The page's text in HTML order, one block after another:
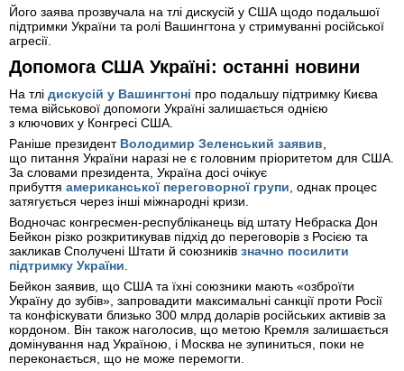
Його заява прозвучала на тлі дискусій у США щодо подальшої
підтримки України та ролі Вашингтона у стримуванні російської
агресії.
Допомога США Україні: останні новини
На тлі дискусій у Вашингтоні про подальшу підтримку Києва
тема військової допомоги Україні залишається однією
з ключових у Конгресі США.
Раніше президент Володимир Зеленський заявив,
що питання України наразі не є головним пріоритетом для США.
За словами президента, Україна досі очікує
прибуття американської переговорної групи, однак процес
затягується через інші міжнародні кризи.
Водночас конгресмен-республіканець від штату Небраска Дон
Бейкон різко розкритикував підхід до переговорів з Росією та
закликав Сполучені Штати й союзників значно посилити
підтримку України.
Бейкон заявив, що США та їхні союзники мають «озброїти
Україну до зубів», запровадити максимальні санкції проти Росії
та конфіскувати близько 300 млрд доларів російських активів за
кордоном. Він також наголосив, що метою Кремля залишається
домінування над Україною, і Москва не зупиниться, поки не
переконається, що не може перемогти.